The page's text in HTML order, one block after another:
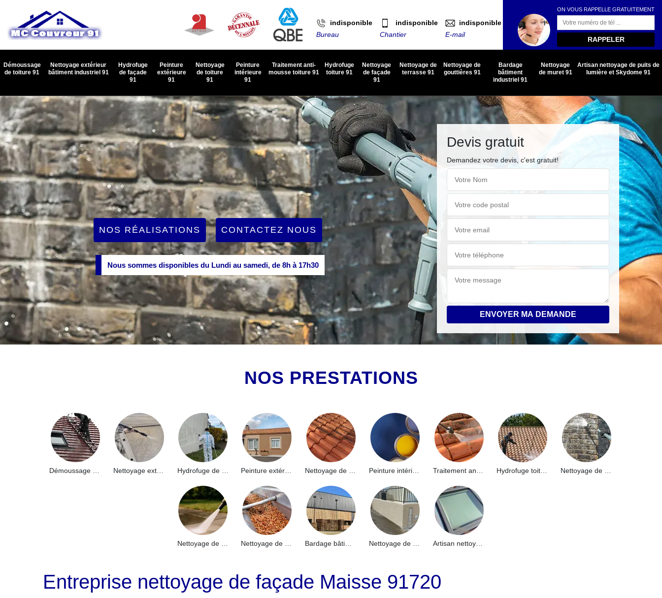
indisponible
Bureau
indisponible
Chantier
indisponible
E-mail
ON VOUS RAPPELLE GRATUITEMENT
Démoussage
de toiture 91
Nettoyage extérieur
bâtiment industriel 91
Hydrofuge
de façade
91
Peinture
extérieure
91
Nettoyage
de toiture
91
Peinture
intérieure
91
Traitement anti-
mousse toiture 91
Hydrofuge
toiture 91
Nettoyage
de façade
91
Nettoyage de
terrasse 91
Nettoyage de
gouttières 91
Bardage
bâtiment
industriel 91
Nettoyage
de muret 91
Artisan nettoyage de puits de
lumière et Skydome 91
NOS RÉALISATIONS CONTACTEZ NOUS
Nous sommes disponibles du Lundi au samedi, de 8h à 17h30
Devis gratuit
Demandez votre devis, c'est gratuit!
NOS PRESTATIONS
Nettoyage extérieur bâtiment industriel 91 Peinture intérieure 91
Artisan nettoyage de puits de lumière et Skydome 91
Entreprise nettoyage de façade Maisse 91720